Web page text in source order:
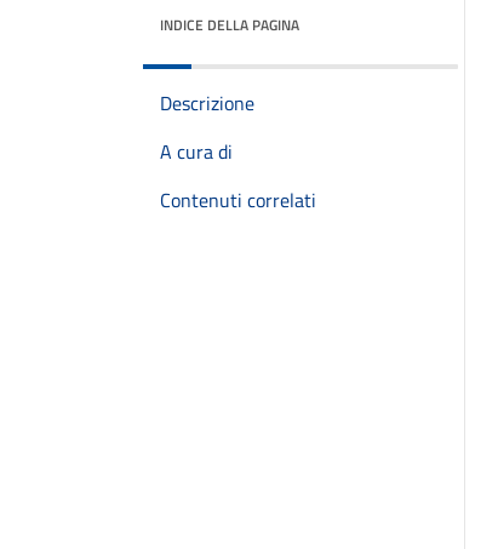
INDICE DELLA PAGINA
Descrizione
A cura di
Contenuti correlati